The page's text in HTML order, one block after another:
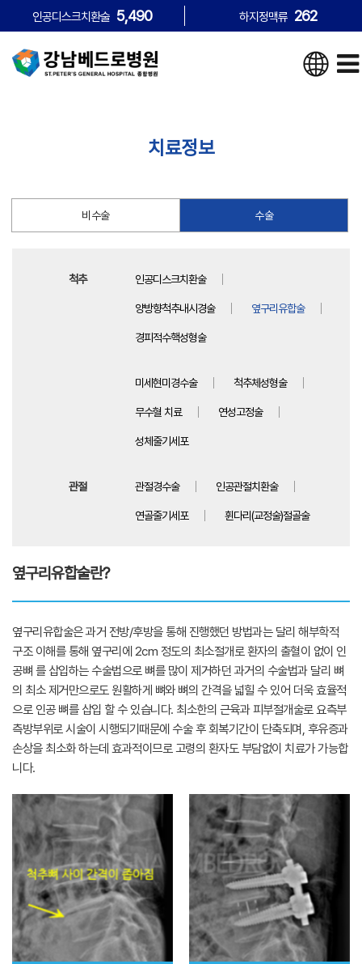
인공디스크치환술 5,490 하지정맥류 262
치료정보
비수술 수술
척추 인공디스크치환술
양방향척추내시경술 옆구리유합술
경피적수핵성형술
미세현미경수술 척추체성형술
무수혈 치료 연성고정술
성체줄기세포
관절 관절경수술 인공관절치환술
연골줄기세포 휜다리(교정술)절골술
옆구리유합술란?
옆구리유합술은 과거 전방/후방을 통해 진행했던 방법과는 달리 해부학적
구조 이해를 통해 옆구리에 2cm 정도의 최소절개로 환자의 출혈이 없이 인
공뼈 를 삽입하는 수술법으로 뼈를 많이 제거하던 과거의 수술법과 달리 뼈
의 최소 제거만으로도 원활하게 뼈와 뼈의 간격을 넓힐 수 있어 더욱 효율적
으로 인공 뼈를 삽입 할 수 있습니다. 최소한의 근육과 피부절개술로 요측부
측방부위로 시술이 시행되기때문에 수술 후 회복기간이 단축되며, 후유증과
손상을 최소화 하는데 효과적이므로 고령의 환자도 부담없이 치료가 가능합
니다.